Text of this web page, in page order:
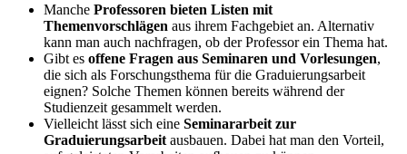
Manche Professoren bieten Listen mit
Themenvorschlägen aus ihrem Fachgebiet an. Alternativ
kann man auch nachfragen, ob der Professor ein Thema hat.
Gibt es offene Fragen aus Seminaren und Vorlesungen,
die sich als Forschungsthema für die Graduierungsarbeit
eignen? Solche Themen können bereits während der
Studienzeit gesammelt werden.
Vielleicht lässt sich eine Seminararbeit zur
Graduierungsarbeit ausbauen. Dabei hat man den Vorteil,